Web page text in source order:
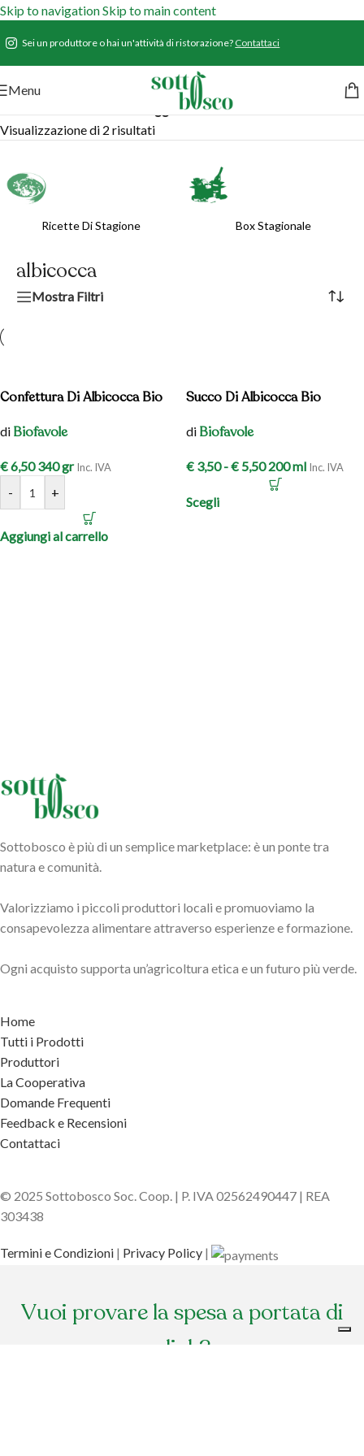
Skip to navigationSkip to main content
Sei un produttore o hai un'attività di ristorazione? Contattaci
Menu
Prodotti taggati “albicocca”
Visualizzazione di 2 risultati
Ricette Di Stagione Box Stagionale
albicocca
Mostra Filtri
Confettura Di Albicocca Bio
di Biofavole
€6,50 340 gr Inc. IVA
- +
Aggiungi al carrello
Succo Di Albicocca Bio
di Biofavole
€ 3,50 -€5,50 200 ml Inc. IVA
Scegli
Sottobosco è più di un semplice marketplace: è un ponte tra
natura e comunità.
Valorizziamo i piccoli produttori locali e promuoviamo la
consapevolezza alimentare attraverso esperienze e formazione.
Ogni acquisto supporta un’agricoltura etica e un futuro più verde.
Home
Tutti i Prodotti
Produttori
La Cooperativa
Domande Frequenti
Feedback e Recensioni
Contattaci
© 2025 Sottobosco Soc. Coop. | P. IVA 02562490447 | REA
303438
Termini e Condizioni | Privacy Policy |
Vuoi provare la spesa a portata di
click?